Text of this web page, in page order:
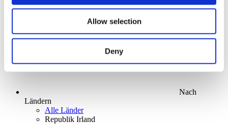
Allow selection
Deny
Anwenden
Nach
Ländern
Alle Länder
Republik Irland